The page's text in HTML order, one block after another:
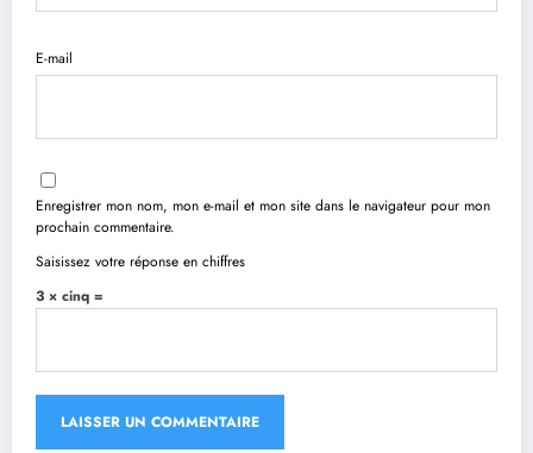
E-mail
Enregistrer mon nom, mon e-mail et mon site dans le navigateur pour mon
prochain commentaire.
Saisissez votre réponse en chiffres
3 × cinq =